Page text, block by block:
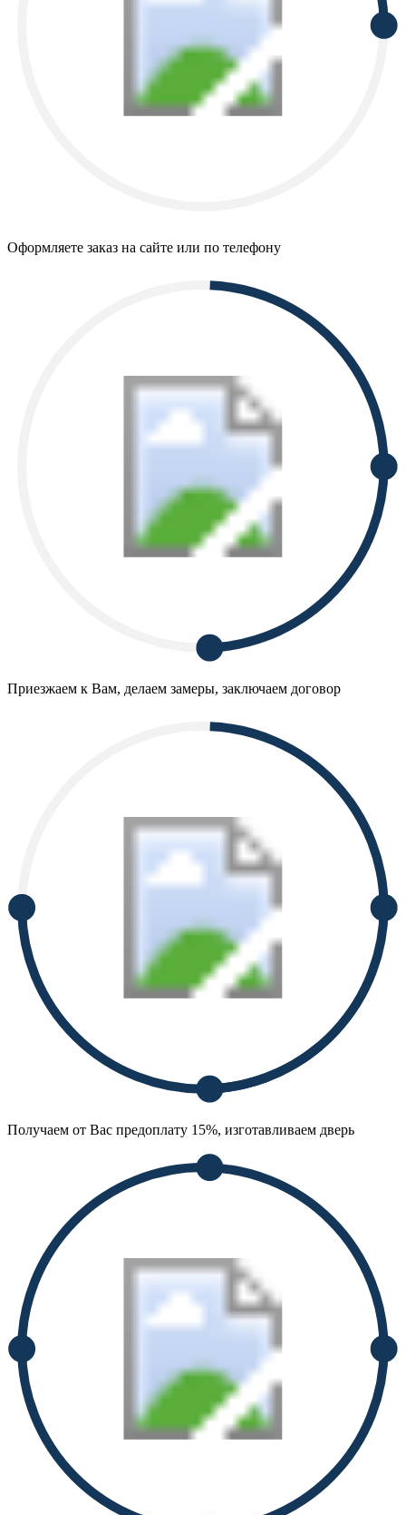
Оформляете заказ на сайте или по телефону
Приезжаем к Вам, делаем замеры, заключаем договор
Получаем от Вас предоплату 15%, изготавливаем дверь